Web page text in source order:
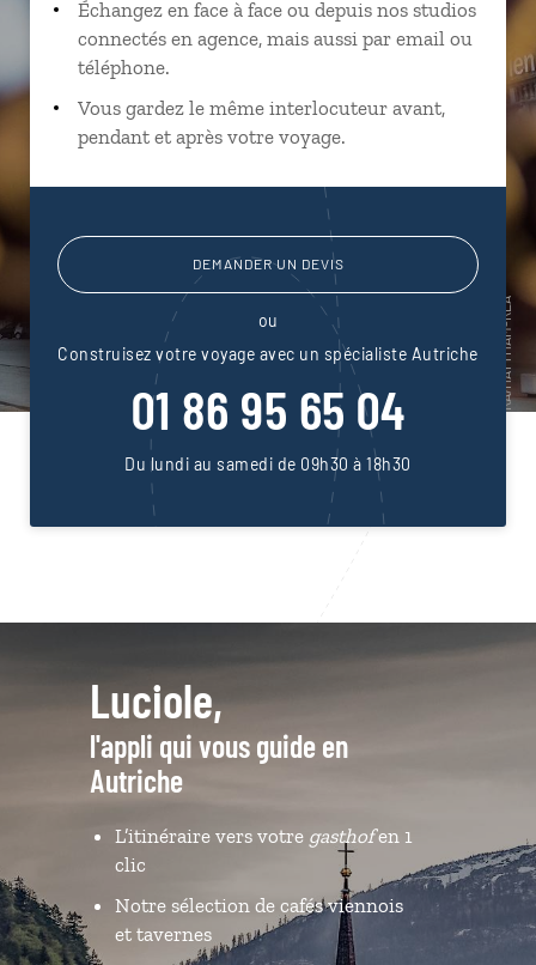
Échangez en face à face ou depuis nos studios
connectés en agence, mais aussi par email ou
téléphone.
Vous gardez le même interlocuteur avant,
pendant et après votre voyage.
DEMANDER UN DEVIS
ou
Construisez votre voyage avec un spécialiste Autriche
01 86 95 65 04
Du lundi au samedi de 09h30 à 18h30
Luciole,
l'appli qui vous guide en
Autriche
L’itinéraire vers votre gasthofen 1
clic
Notre sélection de cafés viennois
et tavernes